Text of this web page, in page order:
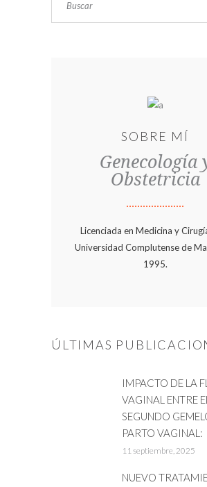
SOBRE MÍ
Genecología
Obstetricia
Licenciada en Medicina y
Universidad Complutense de
1995.
ÚLTIMAS
IMPACTO DE LA
VAGINAL ENTRE
SEGUNDO
PARTO VAGINAL:
11 septiembre, 2025
NUEVO